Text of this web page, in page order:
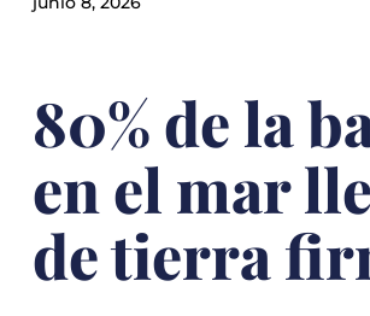
80% de la
en el mar
de tierra